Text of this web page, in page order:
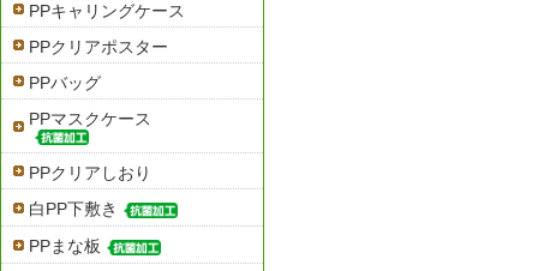
PPキャリングケース
PPクリアポスター
PPバッグ
PPマスクケース
PPクリアしおり
白PP下敷き
PPまな板